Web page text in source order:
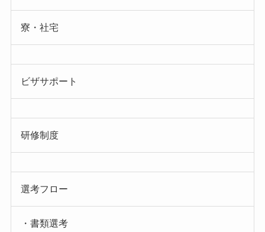
寮・社宅
ビザサポート
研修制度
選考フロー
・書類選考